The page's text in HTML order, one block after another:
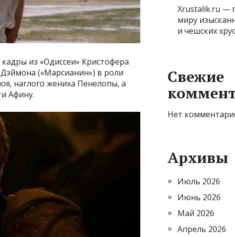
из «Одиссеи» Кристофера
(«Марсианин») в роли
наглого жениха Пенелопы, а
Афину.
Xrustalik.ru —
миру
и чешских
Свежие
Нет
Архивы
Июль 2026
Июнь 2026
Май 2026
Апрель 2026